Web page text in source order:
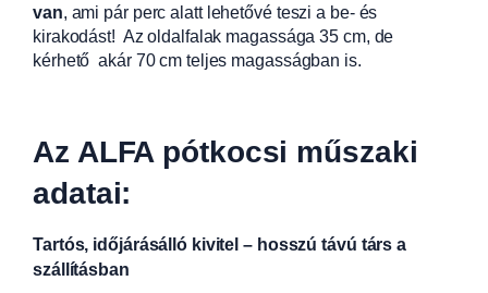
van, ami pár perc alatt lehetővé teszi a be- és
kirakodást! Az oldalfalak magassága 35 cm, de
kérhető akár 70 cm teljes magasságban is.
Az ALFA pótkocsi műszaki
adatai:
Tartós, időjárásálló kivitel – hosszú távú társ a
szállításban